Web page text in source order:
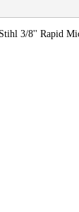
Stihl 3/8'' Rapid